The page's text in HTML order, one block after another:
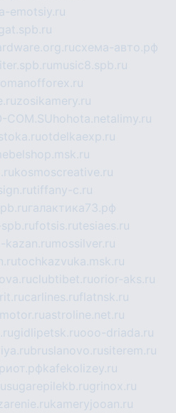
emotsiy.ru
схема-авто.рф
music8.spb.ru
romanofforex.ru
zosikamery.ru
COM.SU hohota.net alimy.ru
otdelkaexp.ru
kosmoscreative.ru
tiffany-c.ru
галактика73.рф
fotsis.rutesiaes.ru
kazan.ru mossilver.ru
tochkazvuka.msk.ru
clubtibet.ruorior-aks.ru
carlines.ruflatnsk.ru
astroline.net.ru
gidlipetsk.ruooo-driada.ru
bruslanovo.rusiterem.ru
kafekolizey.ru
sugarepilekb.rugrinox.ru
kameryjooan.ru